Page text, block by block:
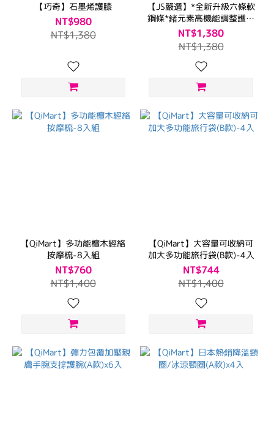
【巧奇】石墨烯護膝
NT$980
NT$1,380
【JS嚴選】*全新升級六條軟
鋼條*鍺元素高機能調整護腰
帶(鍺腰帶+藍膝藍腕)
NT$1,380
NT$1,380
【QiMart】多功能檀木經絡
按摩梳-8入組
NT$760
NT$1,400
【QiMart】大容量可收納可
加大多功能旅行袋(B款)-4入
NT$744
NT$1,400